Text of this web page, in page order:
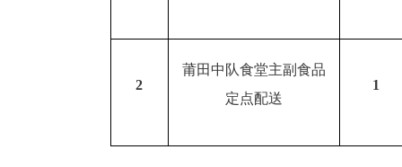
2
莆田中队食堂主副食品
定点配送
1